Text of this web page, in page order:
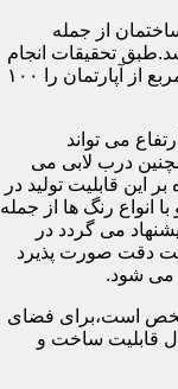
از جمله
تحقیقات انجام
شده،درب لابی لوکس می تواند ارزش هر متر مربع از آپارتمان را ۱۰۰
می تواند
و همچنین درب لابی می
این قابلیت تولید در
انواع رنگ ها از جمله
می گردد در
دقت صورت پذیرد
می شود.
است،برای فضای
قابلیت ساخت و